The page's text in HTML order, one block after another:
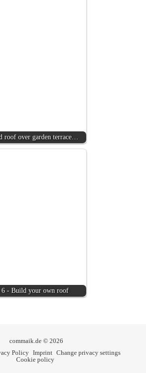
roof over garden terrace…
6 - Build your own roof
commaik.de © 2026
Policy Imprint Change privacy settings
Cookie policy